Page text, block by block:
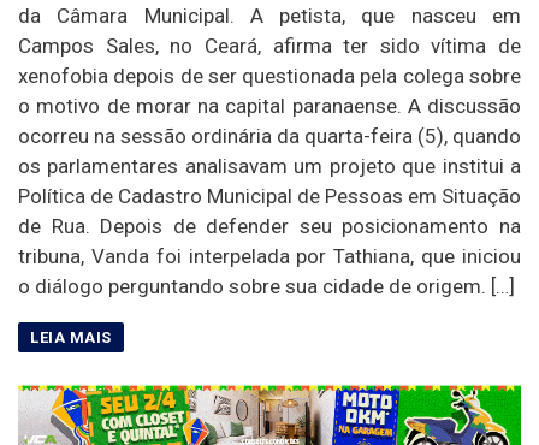
da Câmara Municipal. A petista, que nasceu em
Campos Sales, no Ceará, afirma ter sido vítima de
xenofobia depois de ser questionada pela colega sobre
o motivo de morar na capital paranaense. A discussão
ocorreu na sessão ordinária da quarta-feira (5), quando
os parlamentares analisavam um projeto que institui a
Política de Cadastro Municipal de Pessoas em Situação
de Rua. Depois de defender seu posicionamento na
tribuna, Vanda foi interpelada por Tathiana, que iniciou
o diálogo perguntando sobre sua cidade de origem. […]